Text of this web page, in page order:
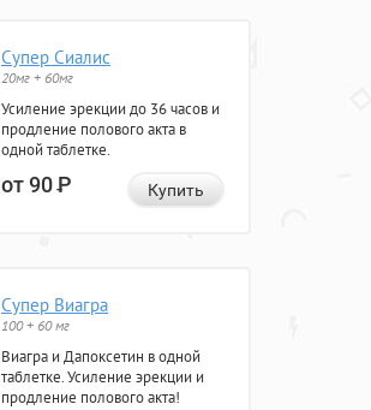
Супер Сиалис
20мг + 60мг
Усиление эрекции до 36 часов и
продление полового акта в
одной таблетке.
от 90Р Купить
Супер Виагра
100 + 60 мг
Виагра и Дапоксетин в одной
таблетке. Усиление эрекции и
продление полового акта!